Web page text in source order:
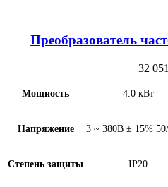
Преобразователь
32 051
Мощность 4.0 кВт
Напряжение 3 ~ 380В ± 15%
Степень защиты IP20